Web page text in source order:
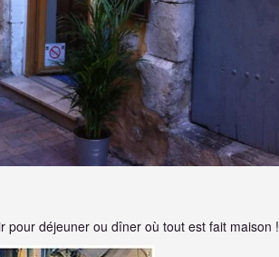
déjeuner ou dîner où tout est fait maison !